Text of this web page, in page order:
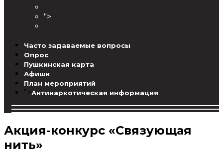
">
Часто задаваемые вопросы
Опрос
Пушкинская карта
Афиши
План мероприятий
">Антинаркотическая информация
Акция-конкурс «Связующая
нить»